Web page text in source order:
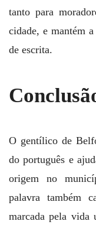
tanto para
cidade, e mantém
de escrita.
O gentílico de
do português e
origem no
palavra também
marcada pela vida